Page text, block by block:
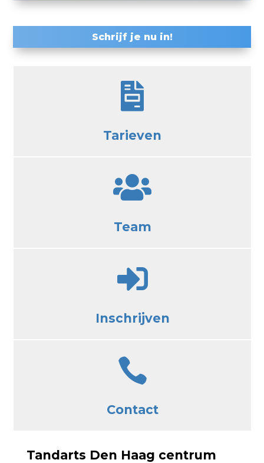
Schrijf je nu in!

Tarieven

Team

Inschrijven

Contact
Tandarts Den Haag centrum